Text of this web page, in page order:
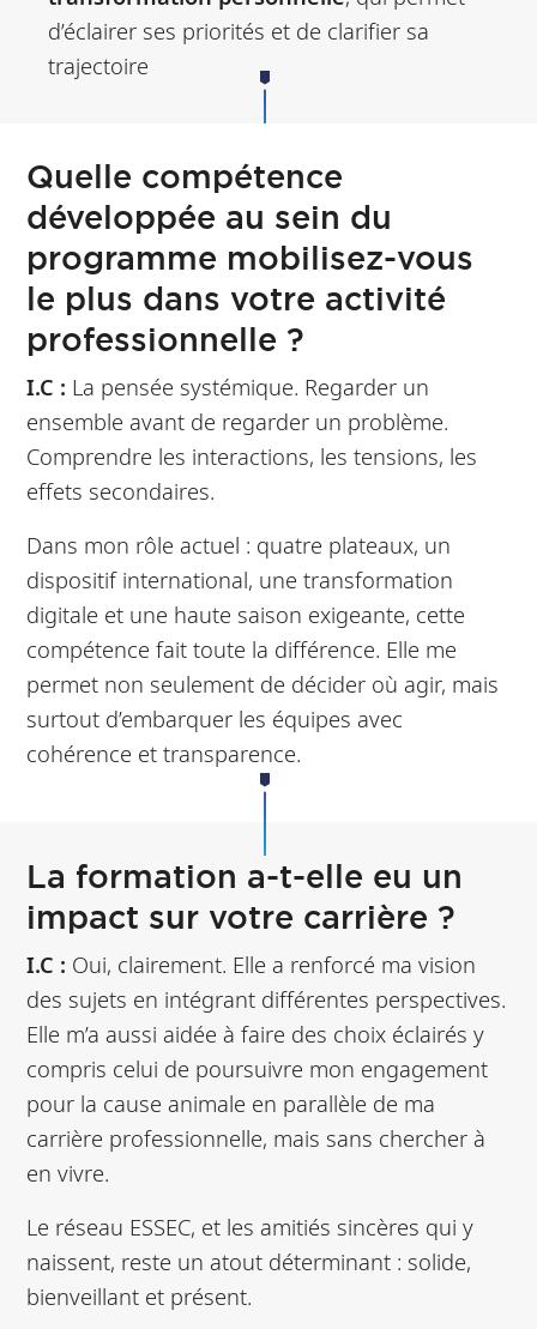
d’éclairer ses priorités et de clarifier sa
trajectoire
Quelle compétence
développée au sein du
programme mobilisez-vous
le plus dans votre activité
professionnelle ?
I.C : La pensée systémique. Regarder un
ensemble avant de regarder un problème.
Comprendre les interactions, les tensions, les
effets secondaires.
Dans mon rôle actuel : quatre plateaux, un
dispositif international, une transformation
digitale et une haute saison exigeante, cette
compétence fait toute la différence. Elle me
permet non seulement de décider où agir, mais
surtout d’embarquer les équipes avec
cohérence et transparence.
La formation a-t-elle eu un
impact sur votre carrière ?
I.C : Oui, clairement. Elle a renforcé ma vision
des sujets en intégrant différentes perspectives.
Elle m’a aussi aidée à faire des choix éclairés y
compris celui de poursuivre mon engagement
pour la cause animale en parallèle de ma
carrière professionnelle, mais sans chercher à
en vivre.
Le réseau ESSEC, et les amitiés sincères qui y
naissent, reste un atout déterminant : solide,
bienveillant et présent.